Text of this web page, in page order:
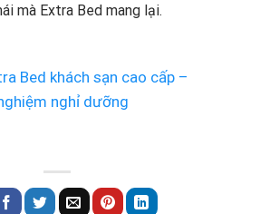
mà Extra Bed mang lại.
Bed khách sạn cao cấp –
nghỉ dưỡng